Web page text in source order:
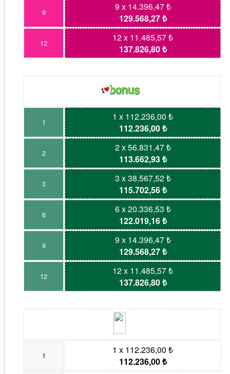
9
9 x 14.396,47 ₺
129.568,27 ₺
12
12 x 11.485,57 ₺
137.826,80 ₺
1
1 x 112.236,00 ₺
112.236,00 ₺
2
2 x 56.831,47 ₺
113.662,93 ₺
3
3 x 38.567,52 ₺
115.702,56 ₺
6
6 x 20.336,53 ₺
122.019,16 ₺
9
9 x 14.396,47 ₺
129.568,27 ₺
12
12 x 11.485,57 ₺
137.826,80 ₺
1
1 x 112.236,00 ₺
112.236,00 ₺